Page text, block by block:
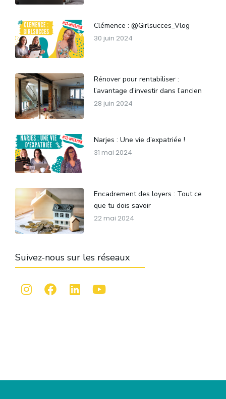
Clémence : @Girlsucces_Vlog
30 juin 2024
Rénover pour rentabiliser :
l’avantage d’investir dans l’ancien
28 juin 2024
Narjes : Une vie d’expatriée !
31 mai 2024
Encadrement des loyers : Tout ce
que tu dois savoir
22 mai 2024
Suivez-nous sur les réseaux